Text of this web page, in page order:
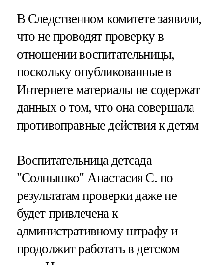
В Следственном комитете заявили,
что не проводят проверку в
отношении воспитательницы,
поскольку опубликованные в
Интернете материалы не содержат
данных о том, что она совершала
противоправные действия к детям
Воспитательница детсада
"Солнышко" Анастасия С. по
результатам проверки даже не
будет привлечена к
административному штрафу и
продолжит работать в детском